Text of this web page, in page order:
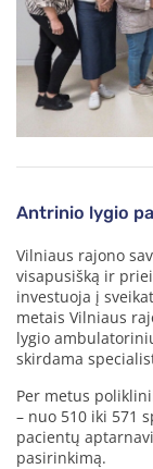
Antrinio lygio
Vilniaus rajono
visapusišką ir
investuoja į
metais Vilniaus
lygio
skirdama
Per metus
– nuo 510 iki 571
pacientų
pasirinkimą.